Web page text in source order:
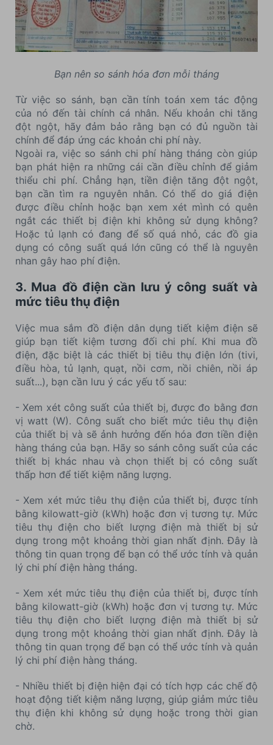
Bạn nên so sánh hóa đơn mỗi tháng
Từ việc so sánh, bạn cần tính toán xem tác động
của nó đến tài chính cá nhân. Nếu khoản chi tăng
đột ngột, hãy đảm bảo rằng bạn có đủ nguồn tài
chính để đáp ứng các khoản chi phí này.
Ngoài ra, việc so sánh chi phí hàng tháng còn giúp
bạn phát hiện ra những cái cần điều chỉnh để giảm
thiểu chi phí. Chẳng hạn, tiền điện tăng đột ngột,
bạn cần tìm ra nguyên nhân. Có thể do giá điện
được điều chỉnh hoặc bạn xem xét mình có quên
ngắt các thiết bị điện khi không sử dụng không?
Hoặc tủ lạnh có đang để số quá nhỏ, các đồ gia
dụng có công suất quá lớn cũng có thể là nguyên
nhan gây hao phí điện.
3. Mua đồ điện cần lưu ý công suất và
mức tiêu thụ điện
Việc mua sắm đồ điện dân dụng tiết kiệm điện sẽ
giúp bạn tiết kiệm tương đối chi phí. Khi mua đồ
điện, đặc biệt là các thiết bị tiêu thụ điện lớn (tivi,
điều hòa, tủ lạnh, quạt, nồi cơm, nồi chiên, nồi áp
suất...), bạn cần lưu ý các yếu tố sau:
- Xem xét công suất của thiết bị, được đo bằng đơn
vị watt (W). Công suất cho biết mức tiêu thụ điện
của thiết bị và sẽ ảnh hưởng đến hóa đơn tiền điện
hàng tháng của bạn. Hãy so sánh công suất của các
thiết bị khác nhau và chọn thiết bị có công suất
thấp hơn để tiết kiệm năng lượng.
- Xem xét mức tiêu thụ điện của thiết bị, được tính
bằng kilowatt-giờ (kWh) hoặc đơn vị tương tự. Mức
tiêu thụ điện cho biết lượng điện mà thiết bị sử
dụng trong một khoảng thời gian nhất định. Đây là
thông tin quan trọng để bạn có thể ước tính và quản
lý chi phí điện hàng tháng.
- Xem xét mức tiêu thụ điện của thiết bị, được tính
bằng kilowatt-giờ (kWh) hoặc đơn vị tương tự. Mức
tiêu thụ điện cho biết lượng điện mà thiết bị sử
dụng trong một khoảng thời gian nhất định. Đây là
thông tin quan trọng để bạn có thể ước tính và quản
lý chi phí điện hàng tháng.
- Nhiều thiết bị điện hiện đại có tích hợp các chế độ
hoạt động tiết kiệm năng lượng, giúp giảm mức tiêu
thụ điện khi không sử dụng hoặc trong thời gian
chờ.